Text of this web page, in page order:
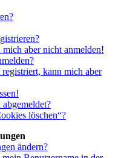
aber nicht anmelden!
kann mich aber
löschen“?
ändern?